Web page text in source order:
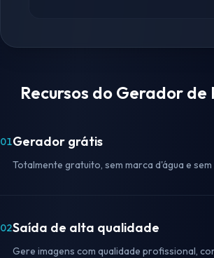
Recursos do Gerador de
01Gerador grátis
Totalmente gratuito, sem marca d'água e
02Saída de alta qualidade
Gere imagens com qualidade profissional,